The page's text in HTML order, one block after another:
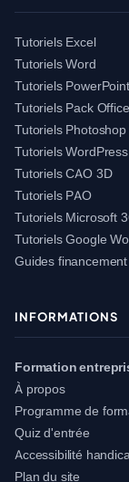
Tutoriels Excel
Tutoriels Word
Tutoriels PowerPoint
Tutoriels Pack Office
Tutoriels Photoshop
Tutoriels WordPress
Tutoriels CAO 3D
Tutoriels PAO
Tutoriels Microsoft
Tutoriels Google
Guides financement
INFORMATIONS
Formation
À propos
Programme de
Quiz d'entrée
Accessibilité
Plan du site